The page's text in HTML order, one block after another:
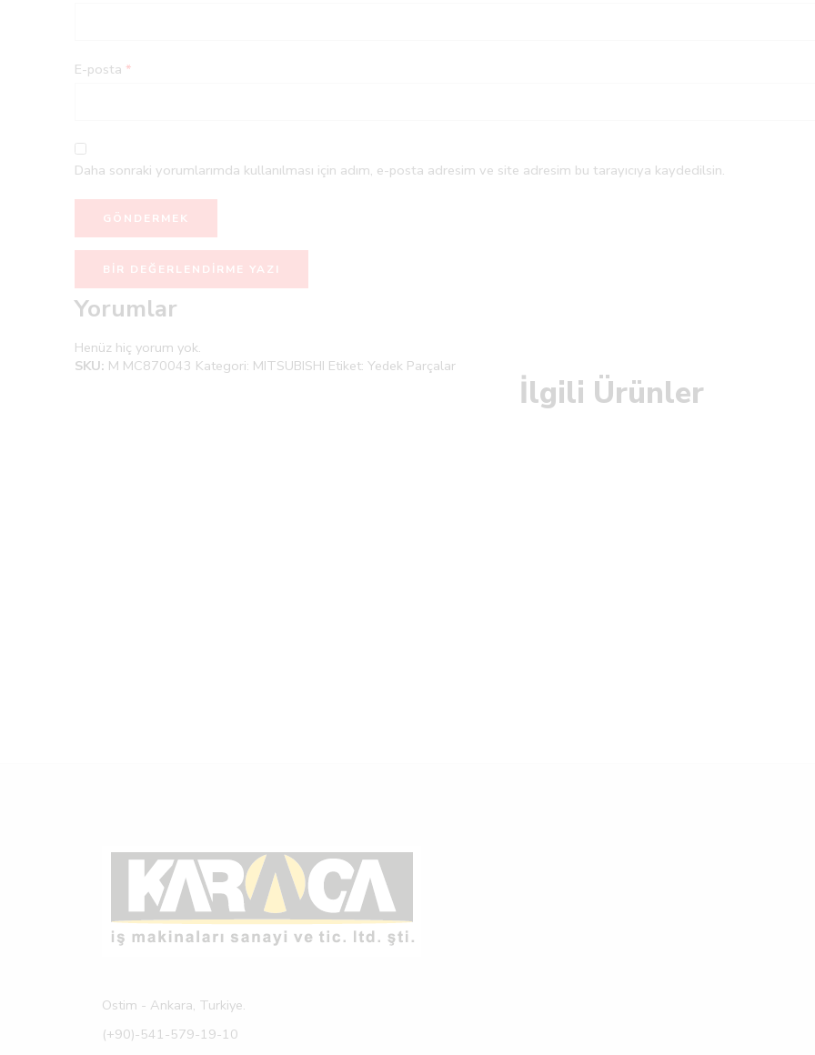
E-posta *
Daha sonraki yorumlarımda kullanılması için adım, e-posta adresim ve site adresim bu tarayıcıya kaydedilsin.
BIR DEĞERLENDIRME YAZI
Yorumlar
Henüz hiç yorum yok.
SKU: M MC870043 Kategori: MITSUBISHI Etiket: Yedek Parçalar
İlgili Ürünler
Ostim - Ankara, Turkiye.
(+90)-541-579-19-10